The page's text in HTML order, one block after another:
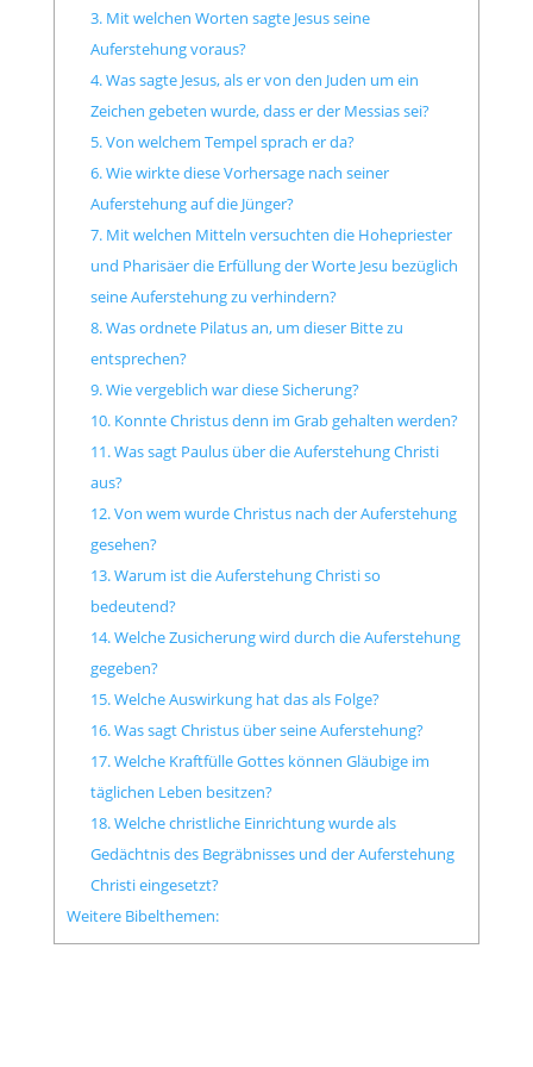
3. Mit welchen Worten sagte Jesus seine
Auferstehung voraus?
4. Was sagte Jesus, als er von den Juden um ein
Zeichen gebeten wurde, dass er der Messias sei?
5. Von welchem Tempel sprach er da?
6. Wie wirkte diese Vorhersage nach seiner
Auferstehung auf die Jünger?
7. Mit welchen Mitteln versuchten die Hohepriester
und Pharisäer die Erfüllung der Worte Jesu bezüglich
seine Auferstehung zu verhindern?
8. Was ordnete Pilatus an, um dieser Bitte zu
entsprechen?
9. Wie vergeblich war diese Sicherung?
10. Konnte Christus denn im Grab gehalten werden?
11. Was sagt Paulus über die Auferstehung Christi
aus?
12. Von wem wurde Christus nach der Auferstehung
gesehen?
13. Warum ist die Auferstehung Christi so
bedeutend?
14. Welche Zusicherung wird durch die Auferstehung
gegeben?
15. Welche Auswirkung hat das als Folge?
16. Was sagt Christus über seine Auferstehung?
17. Welche Kraftfülle Gottes können Gläubige im
täglichen Leben besitzen?
18. Welche christliche Einrichtung wurde als
Gedächtnis des Begräbnisses und der Auferstehung
Christi eingesetzt?
Weitere Bibelthemen: